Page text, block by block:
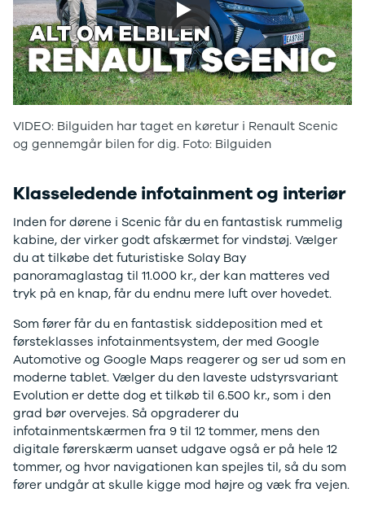
Dacia
Bigster
Modeller
Anmeldelser
Privatleasing
Tilbud
Modeller
Anmeldelser
Tilbud
Modeller
Anmeldelser
Privatleasing
Tilbud
Jogger
Anmeldelser
Privatleasing
Tilbud
Privatleasing
Renault
Volvo
Dacia
Alle nye biler
Ladeløsning
til elbil
områder
Se alle byer
og områder
Skive
Viborg
Holstebro
Privatleasing
Guide til
privatleasing
biler
4.000 kr.
Budget op til
3.500 kr.
Budget op til
3.000 kr.
Privatleasing
guide
Oversigt
Sådan
foregår
privatleasing
Biler til
privatleasing
Service og
værksted
Play
VIDEO: Bilguiden har taget en køretur i Renault Scenic
og gennemgår bilen for dig. Foto: Bilguiden
Klasseledende infotainment og interiør
Inden for dørene i Scenic får du en fantastisk rummelig
kabine, der virker godt afskærmet for vindstøj. Vælger
du at tilkøbe det futuristiske Solay Bay
panoramaglastag til 11.000 kr., der kan matteres ved
tryk på en knap, får du endnu mere luft over hovedet.
Som fører får du en fantastisk siddeposition med et
førsteklasses infotainmentsystem, der med Google
Automotive og Google Maps reagerer og ser ud som en
moderne tablet. Vælger du den laveste udstyrsvariant
Evolution er dette dog et tilkøb til 6.500 kr., som i den
grad bør overvejes. Så opgraderer du
infotainmentskærmen fra 9 til 12 tommer, mens den
digitale førerskærm uanset udgave også er på hele 12
tommer, og hvor navigationen kan spejles til, så du som
fører undgår at skulle kigge mod højre og væk fra vejen.